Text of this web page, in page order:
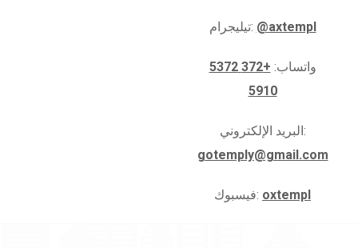
تيليجرام: @axtempl
واتساب:
+372 5372
5910
البريد الإلكتروني:
gotemply@gmail.com
فيسبوك: oxtempl